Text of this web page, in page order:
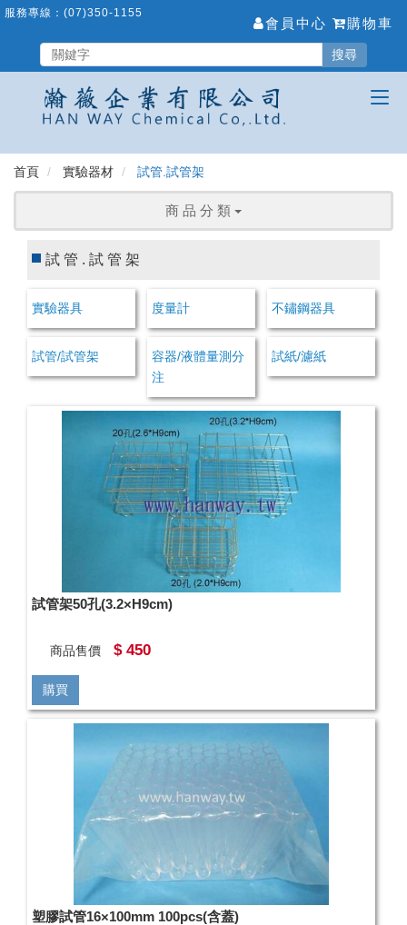
跳
要
服務專線： (07)350-1155
會員中心 購物車
搜尋
首頁 實驗器材 試管.試管架
商 品 分 類
試管.試管架
實驗器具 度量計 不鏽鋼器具
試管/試管架
容器/液體量測分
注
試紙/濾紙
試管架50孔(3.2×H9cm)
商品售價 $ 450
購買
塑膠試管16×100mm 100pcs(含蓋)